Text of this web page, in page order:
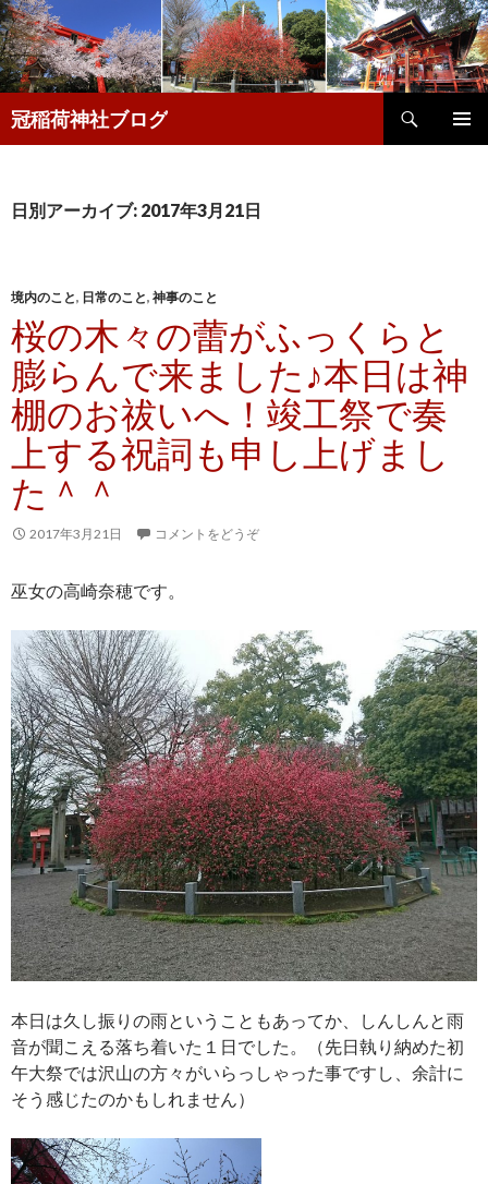
冠稲荷神社ブログ
索
ン
動
日別アーカイブ: 2017年3月21日
境内のこと, 日常のこと, 神事のこと
桜の木々の蕾がふっくらと
膨らんで来ました♪本日は神
棚のお祓いへ！竣工祭で奏
上する祝詞も申し上げまし
た＾＾
2017年3月21日 コメントをどうぞ
巫女の高崎奈穂です。
本日は久し振りの雨ということもあってか、しんしんと雨
音が聞こえる落ち着いた１日でした。（先日執り納めた初
午大祭では沢山の方々がいらっしゃった事ですし、余計に
そう感じたのかもしれません）